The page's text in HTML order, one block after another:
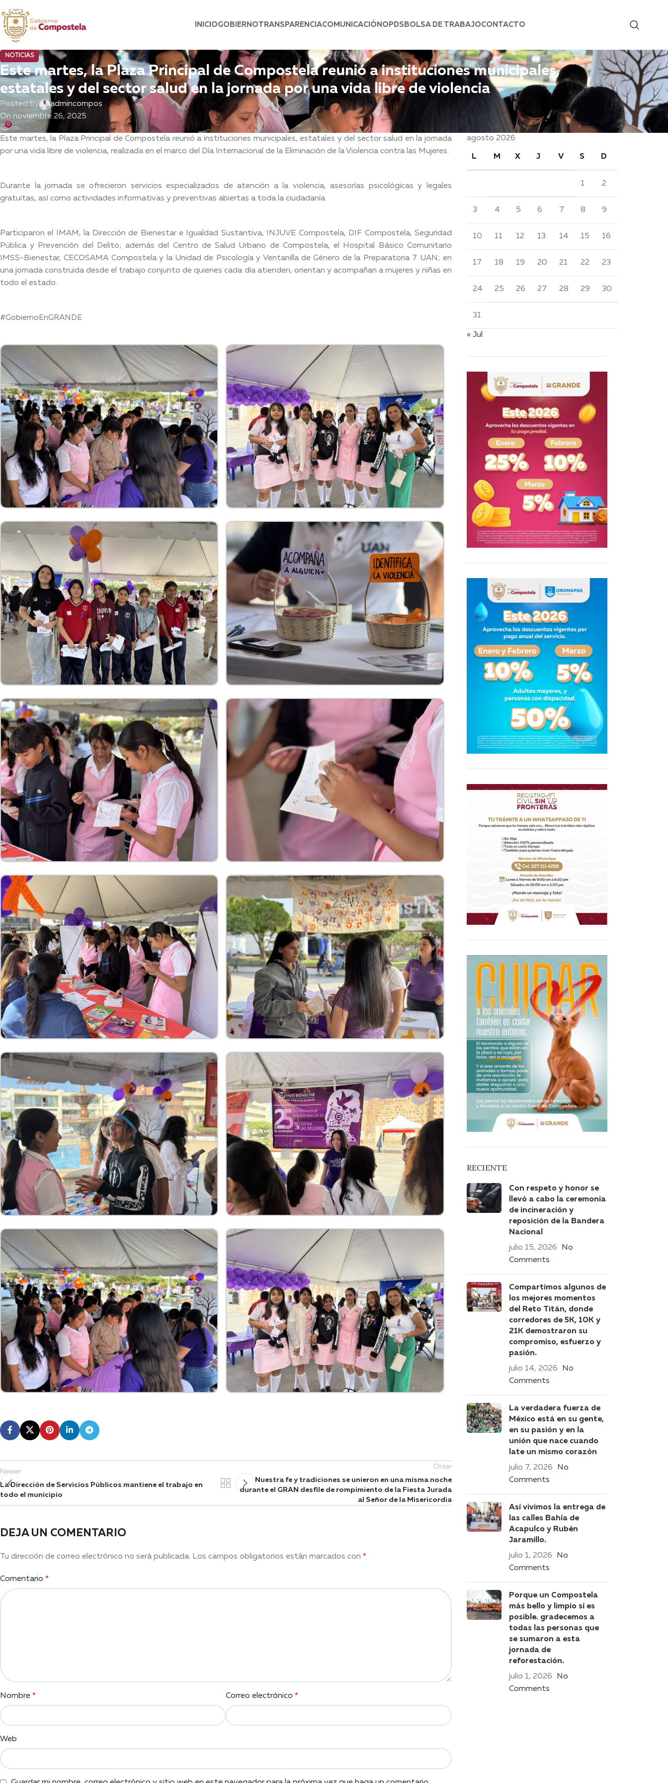
INICIOGOBIERNOTRANSPARENCIACOMUNICACIÓN OPDS BOLSA DE TRABAJOCONTACTO
NOTICIAS
Este martes, la Plaza Principal de Compostela reunió a instituciones municipales,
estatales y del sector salud en la jornada por una vida libre de violencia
Posted by
admincompos
On noviembre 26, 2025
0
Este martes, la Plaza Principal de Compostela reunió a instituciones municipales, estatales y del sector salud en la jornada
por una vida libre de violencia, realizada en el marco del Día Internacional de la Eliminación de la Violencia contra las Mujeres.
Durante la jornada se ofrecieron servicios especializados de atención a la violencia, asesorías psicológicas y legales
gratuitas, así como actividades informativas y preventivas abiertas a toda la ciudadanía.
Participaron el IMAM, la Dirección de Bienestar e Igualdad Sustantiva, INJUVE Compostela, DIF Compostela, Seguridad
Pública y Prevención del Delito; además del Centro de Salud Urbano de Compostela, el Hospital Básico Comunitario
IMSS-Bienestar, CECOSAMA Compostela y la Unidad de Psicología y Ventanilla de Género de la Preparatoria 7 UAN; en
una jornada construida desde el trabajo conjunto de quienes cada día atienden, orientan y acompañan a mujeres y niñas en
todo el estado.
#GobiernoEnGRANDE
Newer
La Dirección de Servicios Públicos mantiene el trabajo en
todo el municipio
Older
Nuestra fe y tradiciones se unieron en una misma noche
durante el GRAN desfile de rompimiento de la Fiesta Jurada
al Señor de la Misericordia
DEJA UN COMENTARIO
Tu dirección de correo electrónico no será publicada. Los campos obligatorios están marcados con *
Comentario *
Nombre * Correo electrónico*
Web
agosto 2026
L M X J V S D
1 2
3 4 5 6 7 8 9
10 11 12 13 14 15 16
17 18 19 20 21 22 23
24 25 26 27 28 29 30
31
« Jul
RECIENTE
Con respeto y honor se
llevó a cabo la ceremonia
de incineración y
reposición de la Bandera
Nacional
julio 15, 2026
No
Comments
Compartimos algunos de
los mejores momentos
del Reto Titán, donde
corredores de 5K, 10K y
21K demostraron su
compromiso, esfuerzo y
pasión.
julio 14, 2026
No
Comments
La verdadera fuerza de
México está en su gente,
en su pasión y en la
unión que nace cuando
late un mismo corazón
julio 7, 2026
No
Comments
Así vivimos la entrega de
las calles Bahía de
Acapulco y Rubén
Jaramillo.
julio 1, 2026
No
Comments
Porque un Compostela
más bello y limpio sí es
posible. gradecemos a
todas las personas que
se sumaron a esta
jornada de
reforestación.
julio 1, 2026
No
Comments